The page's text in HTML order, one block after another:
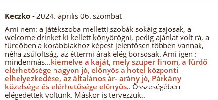
Keczkó - 2024. április 06. szombat
Ami nem: a játékszoba melletti szobák sokáig zajosak, a
welcome drinket ki kellett könyörögni, pedig ajánlat volt rá, a
fürdőben a korábbiakhoz képest jelentősen többen vannak,
néha zsúfoltság, az éttermi árak elég borsosak. Ami igen :
mindenmás...kiemelve a kaját, mely szuper finom, a fürdő
elérhetősége nagyon jó, előnyös a hotel központi
elhelyezkedése, az általános ár- arány jó, Párkány
közelsége és elérhetősége elönyös.. Összeségében
elégedettek voltunk. Máskor is tervezzük..